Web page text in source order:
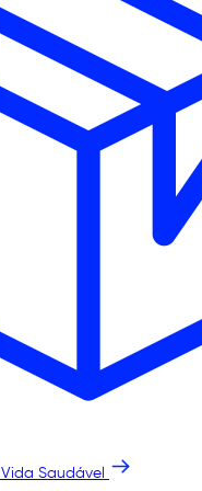
Vida Saudável